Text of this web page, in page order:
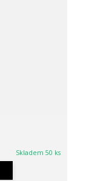
Skladem 50 ks